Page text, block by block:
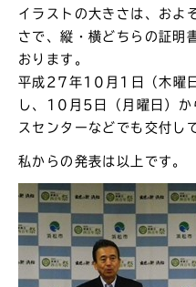
イラストの大きさは、およ
さで、縦・横どちらの証明
おります。
平成27年10月1日（木曜
し、10月5日（月曜日）か
スセンターなどでも交付し
私からの発表は以上です。